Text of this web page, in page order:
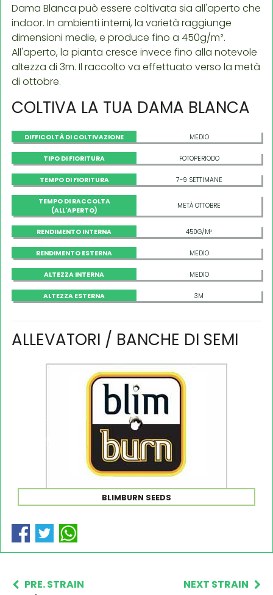
Dama Blanca può essere coltivata sia all'aperto che
indoor. In ambienti interni, la varietà raggiunge
dimensioni medie, e produce fino a 450g/m².
All'aperto, la pianta cresce invece fino alla notevole
altezza di 3m. Il raccolto va effettuato verso la metà
di ottobre.
COLTIVA LA TUA DAMA BLANCA
DIFFICOLTÀ DI COLTIVAZIONE MEDIO
TIPO DI FIORITURA FOTOPERIODO
TEMPO DI FIORITURA 7-9 SETTIMANE
TEMPO DI RACCOLTA
(ALL'APERTO)
METÀ OTTOBRE
RENDIMENTO INTERNA 450G/M²
RENDIMENTO ESTERNA MEDIO
ALTEZZA INTERNA MEDIO
ALTEZZA ESTERNA 3M
ALLEVATORI / BANCHE DI SEMI
BLIMBURN SEEDS
PRE. STRAIN NEXT STRAIN